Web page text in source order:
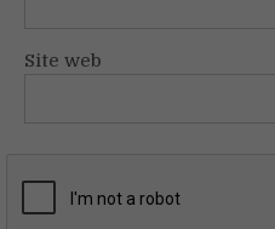
Site web